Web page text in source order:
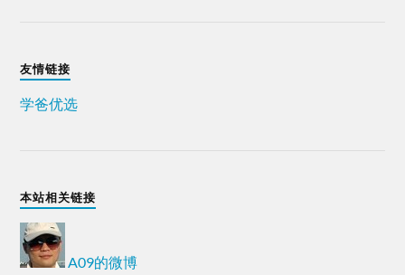
友情链接
学爸优选
本站相关链接
A09的微博